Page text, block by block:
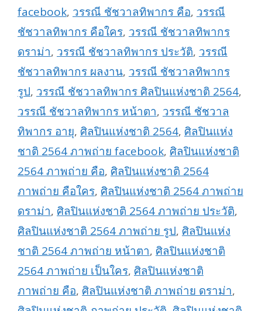
facebook, วรรณี ชัชวาลทิพากร คือ, วรรณี
ชัชวาลทิพากร คือใคร, วรรณี ชัชวาลทิพากร
ดราม่า, วรรณี ชัชวาลทิพากร ประวัติ, วรรณี
ชัชวาลทิพากร ผลงาน, วรรณี ชัชวาลทิพากร
รูป, วรรณี ชัชวาลทิพากร ศิลปินแห่งชาติ 2564,
วรรณี ชัชวาลทิพากร หน้าตา, วรรณี ชัชวาล
ทิพากร อายุ, ศิลปินแห่งชาติ 2564, ศิลปินแห่ง
ชาติ 2564 ภาพถ่าย facebook, ศิลปินแห่งชาติ
2564 ภาพถ่าย คือ, ศิลปินแห่งชาติ 2564
ภาพถ่าย คือใคร, ศิลปินแห่งชาติ 2564 ภาพถ่าย
ดราม่า, ศิลปินแห่งชาติ 2564 ภาพถ่าย ประวัติ,
ศิลปินแห่งชาติ 2564 ภาพถ่าย รูป, ศิลปินแห่ง
ชาติ 2564 ภาพถ่าย หน้าตา, ศิลปินแห่งชาติ
2564 ภาพถ่าย เป็นใคร, ศิลปินแห่งชาติ
ภาพถ่าย คือ, ศิลปินแห่งชาติ ภาพถ่าย ดราม่า,